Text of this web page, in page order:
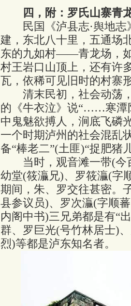
四，附：罗氏山寨青
民国《泸县志·舆地志
建，东北八十里，五通场
东的九如村——青龙场，
村王岩口山顶上，还有
瓦，依稀可见旧时的村寨
清末民初，社会动荡，
的《牛衣泣》说“……寒潭
中鬼魅欲搏人，涧底飞
一个时期泸州的社会混乱
备“棒老二”(土匪)“捉肥猪
当时，观音滩一带(今
幼堂(筱灜兄)、罗筱灜(字
期间，朱、罗交往甚密。
县参议员)、罗次灜(字顺
内阁中书)三兄弟都是有“
群、罗巨光(号竹林居士)
烈)等都是泸东知名者。